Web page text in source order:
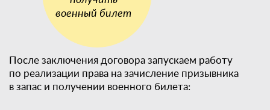
После заключения договора запускаем работу
по реализации права на зачисление призывника
в запас и получении военного билета: